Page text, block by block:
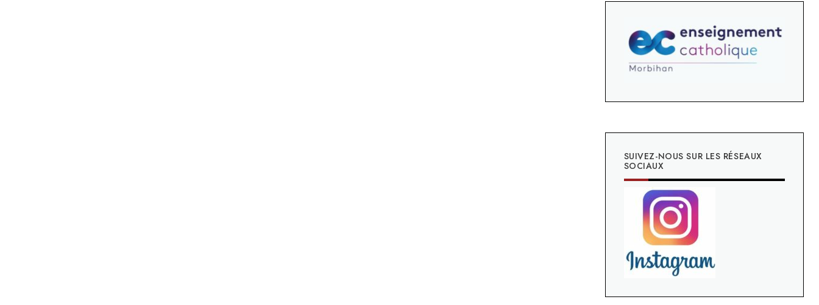
SUIVEZ-NOUS SUR LES RÉSEAUX
SOCIAUX